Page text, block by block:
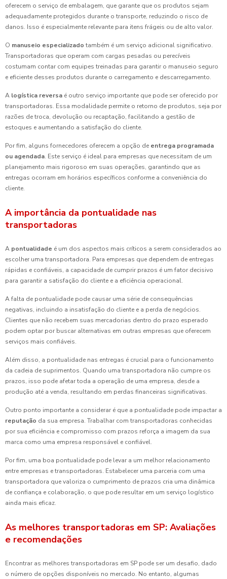
oferecem o serviço de embalagem, que garante que os produtos sejam
adequadamente protegidos durante o transporte, reduzindo o risco de
danos. Isso é especialmente relevante para itens frágeis ou de alto valor.
O manuseio especializado também é um serviço adicional significativo.
Transportadoras que operam com cargas pesadas ou perecíveis
costumam contar com equipes treinadas para garantir o manuseio seguro
e eficiente desses produtos durante o carregamento e descarregamento.
A logística reversa é outro serviço importante que pode ser oferecido por
transportadoras. Essa modalidade permite o retorno de produtos, seja por
razões de troca, devolução ou recaptação, facilitando a gestão de
estoques e aumentando a satisfação do cliente.
Por fim, alguns fornecedores oferecem a opção de entrega programada
ou agendada. Este serviço é ideal para empresas que necessitam de um
planejamento mais rigoroso em suas operações, garantindo que as
entregas ocorram em horários específicos conforme a conveniência do
cliente.
A importância da pontualidade nas
transportadoras
A pontualidade é um dos aspectos mais críticos a serem considerados ao
escolher uma transportadora. Para empresas que dependem de entregas
rápidas e confiáveis, a capacidade de cumprir prazos é um fator decisivo
para garantir a satisfação do cliente e a eficiência operacional.
A falta de pontualidade pode causar uma série de consequências
negativas, incluindo a insatisfação do cliente e a perda de negócios.
Clientes que não recebem suas mercadorias dentro do prazo esperado
podem optar por buscar alternativas em outras empresas que oferecem
serviços mais confiáveis.
Além disso, a pontualidade nas entregas é crucial para o funcionamento
da cadeia de suprimentos. Quando uma transportadora não cumpre os
prazos, isso pode afetar toda a operação de uma empresa, desde a
produção até a venda, resultando em perdas financeiras significativas.
Outro ponto importante a considerar é que a pontualidade pode impactar a
reputação da sua empresa. Trabalhar com transportadoras conhecidas
por sua eficiência e compromisso com prazos reforça a imagem da sua
marca como uma empresa responsável e confiável.
Por fim, uma boa pontualidade pode levar a um melhor relacionamento
entre empresas e transportadoras. Estabelecer uma parceria com uma
transportadora que valoriza o cumprimento de prazos cria uma dinâmica
de confiança e colaboração, o que pode resultar em um serviço logístico
ainda mais eficaz.
As melhores transportadoras em SP: Avaliações
e recomendações
Encontrar as melhores transportadoras em SP pode ser um desafio, dado
o número de opções disponíveis no mercado. No entanto, algumas